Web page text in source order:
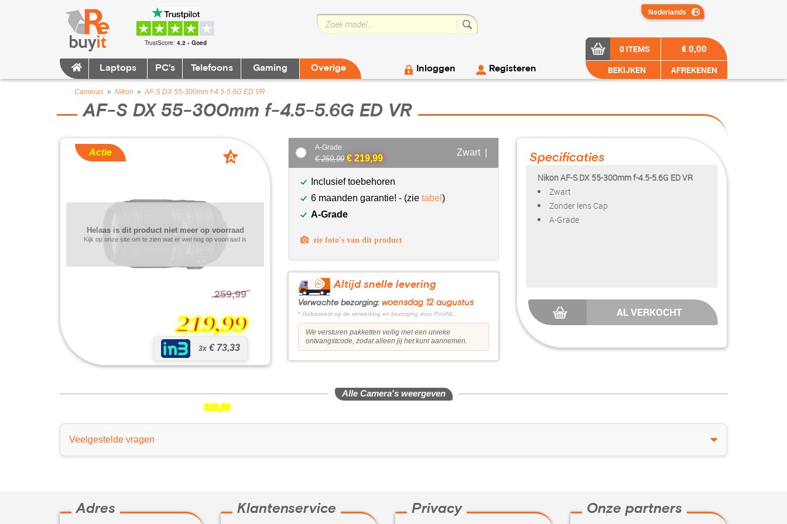
TrustScore: 4.2 • Goed
Laptops PC's Telefoons Gaming Overige Inloggen Registeren
0 ITEMS
BEKIJKEN
€ 0,00
AFREKENEN
Cameras » Nikon » AF-S DX 55-300mm f-4.5-5.6G ED VR
AF-S DX 55-300mm f-4.5-5.6G ED VR
Actie
259,99
219,99
3x € 73,33
Helaas is dit product niet meer op voorraad
Kijk op onze site om te zien wat er wel nog op voorraad is
A
A-Grade
€ 259,99 € 219,99
Zwart |
Inclusief toebehoren
6 maanden garantie! - (zie tabel )
A-Grade
zie foto's van dit product
Altijd snelle levering
Verwachte bezorging: woensdag 12 augustus
* Gebaseerd op de verwerking en bezorging door PostNL.
We versturen pakketten veilig met een unieke
ontvangstcode, zodat alleen jij het kunt aannemen.
Specificaties
Nikon AF-S DX 55-300mm f-4.5-5.6G ED VR
Zwart
Zonder lens Cap
A-Grade
AL VERKOCHT
Alle Camera's weergeven
219,99
Veelgestelde vragen
Adres Klantenservice Privacy Onze partners